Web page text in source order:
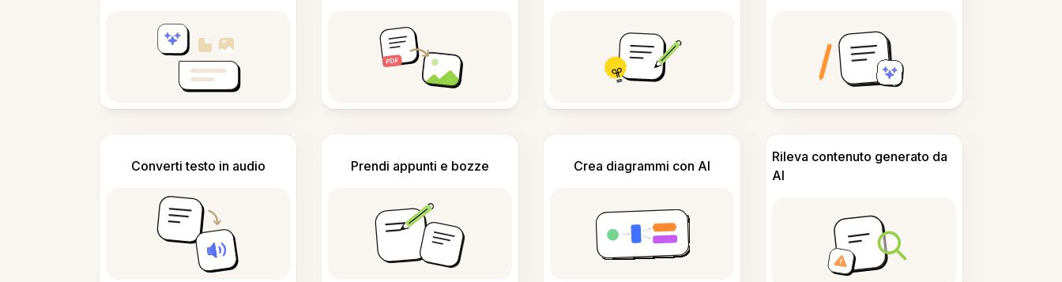
Converti testo in audio Prendi appunti e bozze Crea diagrammi con AI
Rileva contenuto generato da
AI